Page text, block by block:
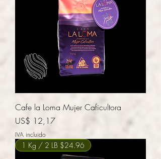
Cafe la Loma Mujer Caficultora
Precio
US$ 12,17
IVA incluido
1 Kg / 2 LB $24.96